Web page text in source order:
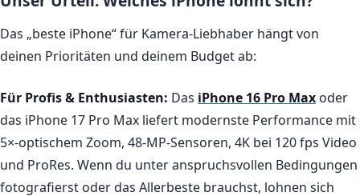
Das „beste iPhone“ für Kamera-Liebhaber hängt von
deinen Prioritäten und deinem Budget ab:
Für Profis & Enthusiasten: Das iPhone 16 Pro Max oder
das iPhone 17 Pro Max liefert modernste Performance mit
5×-optischem Zoom, 48-MP-Sensoren, 4K bei 120 fps Video
und ProRes. Wenn du unter anspruchsvollen Bedingungen
fotografierst oder das Allerbeste brauchst, lohnen sich